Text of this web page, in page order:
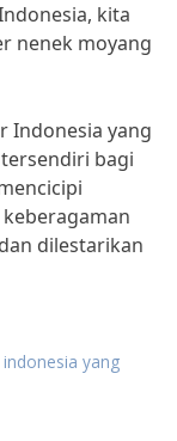
kita
nenek moyang
Indonesia yang
bagi
dilestarikan
indonesia yang